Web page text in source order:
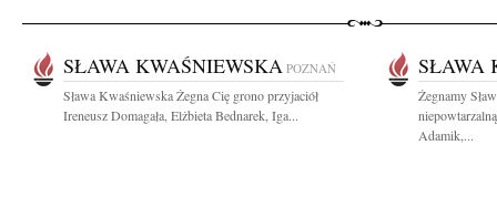
SŁAWA KWAŚNIEWSKA POZNAŃ
Sława Kwaśniewska Żegna Cię grono przyjaciół
Ireneusz Domagała, Elżbieta Bednarek, Iga...
SŁAWA
Żegnamy
Adamik,...